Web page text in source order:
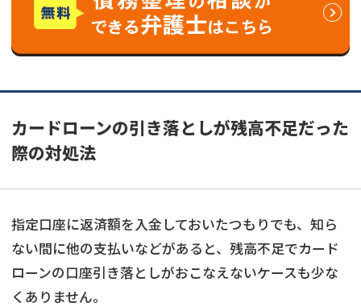
カードローンの引き落としが残高不足だった
際の対処法
指定口座に返済額を入金しておいたつもりでも、知ら
ない間に他の支払いなどがあると、残高不足でカード
ローンの口座引き落としがおこなえないケースも少な
くありません。